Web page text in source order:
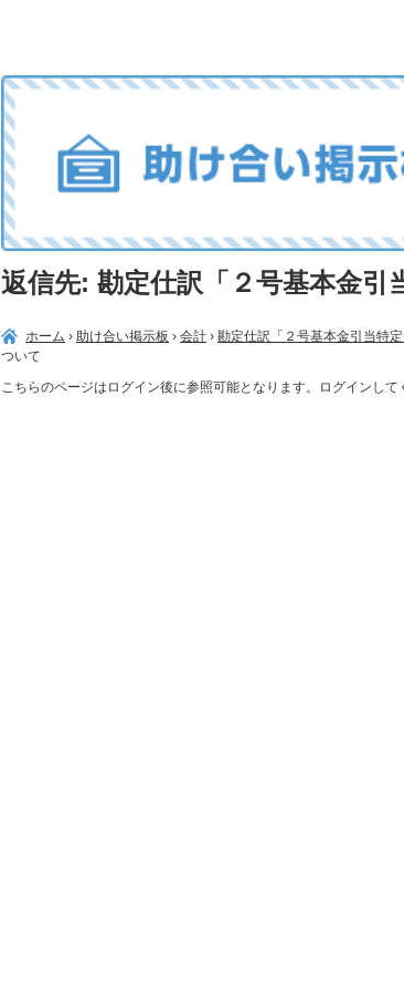
返信先: 勘定仕訳「２号基本金引
ホーム › 助け合い掲示板 › 会計 › 勘定仕訳「２号基本金引当特
ついて
こちらのページはログイン後に参照可能となります。ログインして